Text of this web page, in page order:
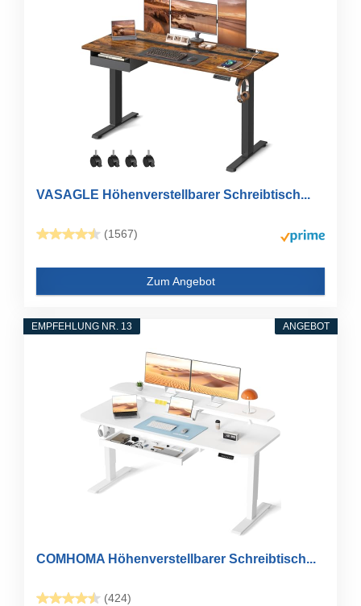
VASAGLE Höhenverstellbarer Schreibtisch...
(1567)
Zum Angebot
ANGEBOT
EMPFEHLUNG NR. 13
COMHOMA Höhenverstellbarer Schreibtisch...
(424)